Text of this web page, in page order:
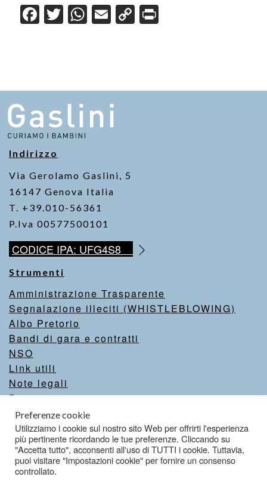
F
a
b
o
o
k
T
wi
W
h
A
p
p
E
m
C
o
Li
Indirizzo
Via Gerolamo Gaslini, 5
16147 Genova Italia
T. +39.010-56361
P.Iva 00577500101
CODICE IPA: UFG4S8
Strumenti
Amministrazione Trasparente
Segnalazione illeciti (WHISTLEBLOWING)
Albo Pretorio
Bandi di gara e contratti
NSO
Link utili
Note legali
Privacy
Intranet
Valutazione del sito
Dichiarazione di accessibilità
Preferenze cookie
Utilizziamo i cookie sul nostro sito Web per offrirti l'esperienza
più pertinente ricordando le tue preferenze. Cliccando su
"Accetta tutto", acconsenti all'uso di TUTTI i cookie. Tuttavia,
puoi visitare "Impostazioni cookie" per fornire un consenso
controllato.